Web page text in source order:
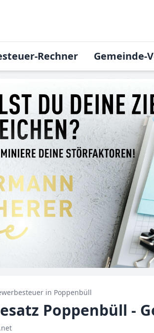
Rechner Gemeinde-
in Poppenbüll
Poppenbüll -
.net